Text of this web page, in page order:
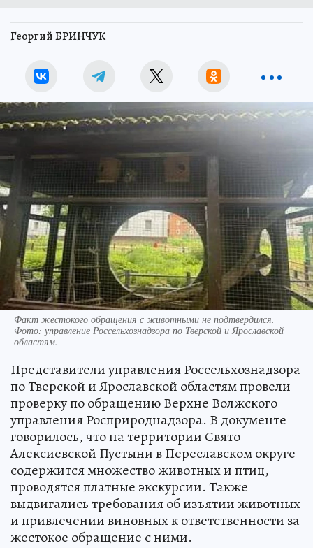
Георгий БРИНЧУК
Факт жестокого обращения с животными не подтвердился.
Фото: управление Россельхознадзора по Тверской и Ярославской
областям.
Представители управления Россельхознадзора
по Тверской и Ярославской областям провели
проверку по обращению Верхне Волжского
управления Росприроднадзора. В документе
говорилось, что на территории Свято
Алексиевской Пустыни в Переславском округе
содержится множество животных и птиц,
проводятся платные экскурсии. Также
выдвигались требования об изъятии животных
и привлечении виновных к ответственности за
жестокое обращение с ними.